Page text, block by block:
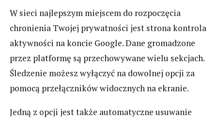
W sieci najlepszym miejscem do rozpoczęcia
chronienia Twojej prywatności jest strona kontrola
aktywności na koncie Google. Dane gromadzone
przez platformę są przechowywane wielu sekcjach.
Śledzenie możesz wyłączyć na dowolnej opcji za
pomocą przełączników widocznych na ekranie.
Jedną z opcji jest także automatyczne usuwanie